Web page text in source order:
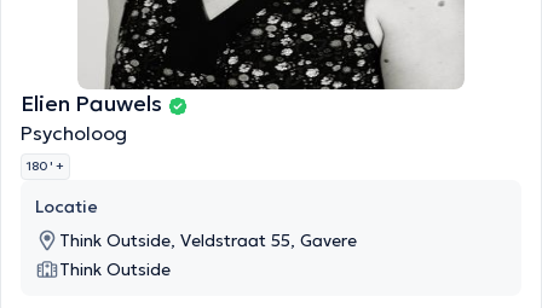
Elien Pauwels
Psycholoog
180 ' +
Locatie
Think Outside, Veldstraat 55, Gavere
Think Outside